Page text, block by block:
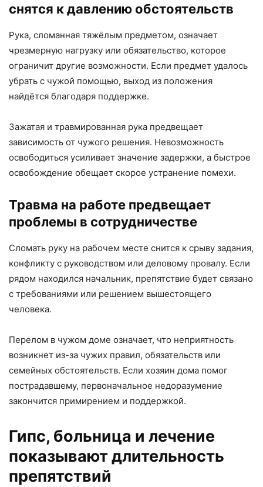
снятся к давлению обстоятельств
Рука, сломанная тяжёлым предметом, означает
чрезмерную нагрузку или обязательство, которое
ограничит другие возможности. Если предмет удалось
убрать с чужой помощью, выход из положения
найдётся благодаря поддержке.
Зажатая и травмированная рука предвещает
зависимость от чужого решения. Невозможность
освободиться усиливает значение задержки, а быстрое
освобождение обещает скорое устранение помехи.
Травма на работе предвещает
проблемы в сотрудничестве
Сломать руку на рабочем месте снится к срыву задания,
конфликту с руководством или деловому провалу. Если
рядом находился начальник, препятствие будет связано
с требованиями или решением вышестоящего
человека.
Перелом в чужом доме означает, что неприятность
возникнет из-за чужих правил, обязательств или
семейных обстоятельств. Если хозяин дома помог
пострадавшему, первоначальное недоразумение
закончится примирением и поддержкой.
Гипс, больница и лечение
показывают длительность
препятствий